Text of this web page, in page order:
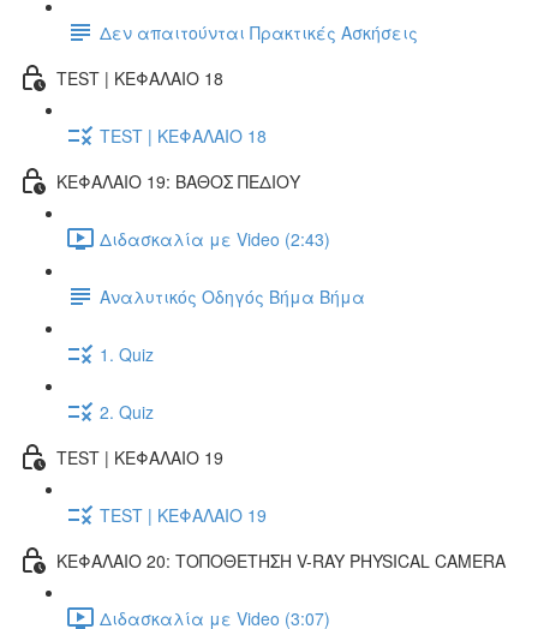
Δεν απαιτούνται Πρακτικές Ασκήσεις
TEST | ΚΕΦΑΛΑΙΟ 18
TEST | ΚΕΦΑΛΑΙΟ 18
ΚΕΦΑΛΑΙΟ 19: ΒΑΘΟΣ ΠΕΔΙΟΥ
Διδασκαλία με Video (2:43)
Αναλυτικός Οδηγός Βήμα Βήμα
1. Quiz
2. Quiz
TEST | ΚΕΦΑΛΑΙΟ 19
TEST | ΚΕΦΑΛΑΙΟ 19
ΚΕΦΑΛΑΙΟ 20: ΤΟΠΟΘΕΤΗΣΗ V-RAY PHYSICAL CAMERA
Διδασκαλία με Video (3:07)